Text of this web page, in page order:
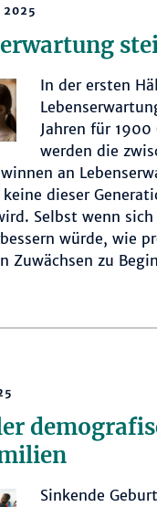
2025
In der ersten
Jahren für 1900
werden die
an
keine dieser
Selbst wenn
würde, wie
Zuwächsen zu
Sinkende